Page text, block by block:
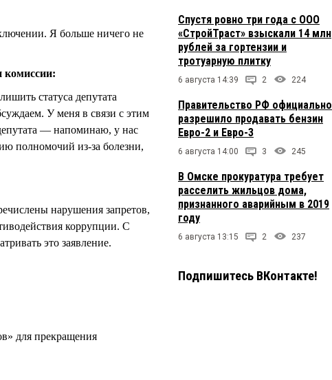
Я больше ничего не
статуса депутата
У меня в связи с этим
— напоминаю, у нас
полномочий из-за болезни,
нарушения запретов,
коррупции. С
это заявление.
для прекращения
Спустя ровно три года с ООО
«СтройТраст» взыскали 14 млн
рублей за гортензии и
тротуарную плитку
6 августа 14:39 2 224
Правительство РФ официально
разрешило продавать бензин
Евро-2 и Евро-3
6 августа 14:00 3 245
В Омске прокуратура требует
расселить жильцов дома,
признанного аварийным в 2019
году
6 августа 13:15 2 237
Подпишитесь ВКонтакте!